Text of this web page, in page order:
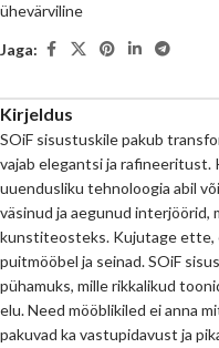
ühevärviline
Jaga:
Kirjeldus
SOiF sisustuskile pakub
vajab elegantsi ja
uuendusliku tehnoloogia abil
väsinud ja aegunud
kunstiteosteks. Kujutage ette,
puitmööbel ja seinad. SOiF
pühamuks, mille rikkalikud
elu. Need mööblikiled ei anna
pakuvad ka vastupidavust ja